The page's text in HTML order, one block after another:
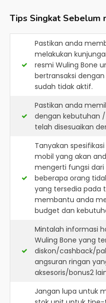
Tips Singkat Sebelum
Pastikan anda
melakukan
resmi Wuling Bone
bertransaksi
sudah tidak aktif.
Pastikan anda
dengan kebutuhan
telah disesuaikan
Tanyakan
mobil yang akan
mengerti fungsi
beberapa orang
yang tersedia pada
membantu anda
budget dan
Mintalah informasi
Wuling Bone yang
diskon/cashback/
angsuran ringan
aksesoris/bonus2
Jangan lupa untuk